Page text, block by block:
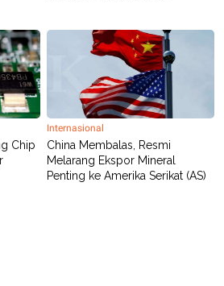
Chip
Internasional
China Membalas, Resmi
Melarang Ekspor Mineral
Penting ke Amerika Serikat (AS)